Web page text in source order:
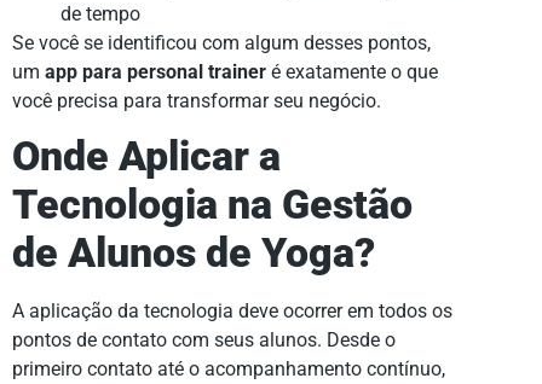
de tempo
Se você se identificou com algum desses pontos,
um app para personal trainer é exatamente o que
você precisa para transformar seu negócio.
Onde Aplicar a
Tecnologia na Gestão
de Alunos de Yoga?
A aplicação da tecnologia deve ocorrer em todos os
pontos de contato com seus alunos. Desde o
primeiro contato até o acompanhamento contínuo,